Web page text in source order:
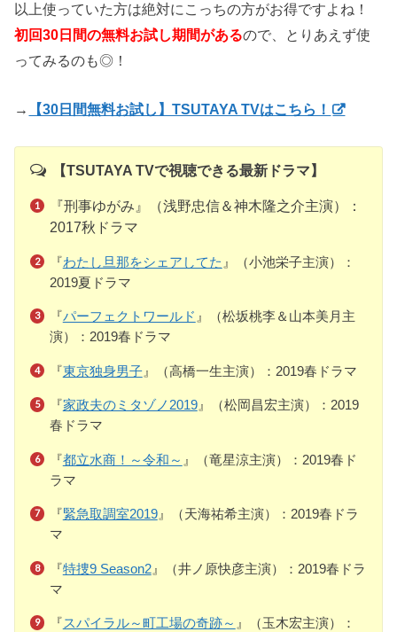
以上使っていた方は絶対にこっちの方がお得ですよね！
初回30日間の無料お試し期間があるので、とりあえず使
ってみるのも◎！
→ 【30日間無料お試し】TSUTAYA TVはこちら！
【TSUTAYA TVで視聴できる最新ドラマ】
『刑事ゆがみ』（浅野忠信＆神木隆之介主演）：
2017秋ドラマ
『わたし旦那をシェアしてた 』（小池栄子主演）：
2019夏ドラマ
『パーフェクトワールド 』（松坂桃李＆山本美月主
演）：2019春ドラマ
『東京独身男子』（高橋一生主演）：2019春ドラマ
『家政夫のミタゾノ2019』（松岡昌宏主演）：2019
春ドラマ
『都立水商！～令和～ 』（竜星涼主演）：2019春ド
ラマ
『緊急取調室2019』（天海祐希主演）：2019春ドラ
マ
『特捜9 Season2』（井ノ原快彦主演）：2019春ドラ
マ
『スパイラル～町工場の奇跡～ 』（玉木宏主演）：